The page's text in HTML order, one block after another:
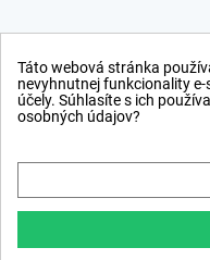
Táto webová stránka
nevyhnutnej funkcionality
účely. Súhlasíte s ich
osobných údajov?